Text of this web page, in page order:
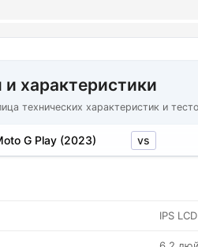
и характеристики
технических характеристик и
G Play (2023) vs
IPS LCD